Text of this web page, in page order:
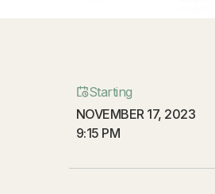
Starting
NOVEMBER 17, 2023
9:15 PM